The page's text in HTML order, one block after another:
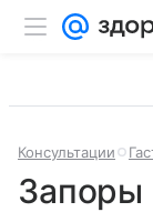
Консультации
Запоры